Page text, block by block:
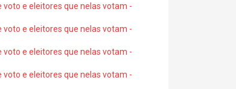
voto e eleitores que nelas votam -
voto e eleitores que nelas votam -
voto e eleitores que nelas votam -
voto e eleitores que nelas votam -